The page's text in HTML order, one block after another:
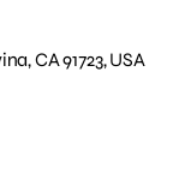
CA 91723, USA